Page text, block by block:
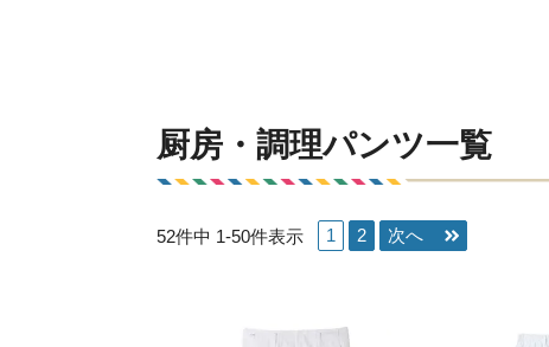
厨房・調理パンツ一覧
52件中 1-50件表示 1 2